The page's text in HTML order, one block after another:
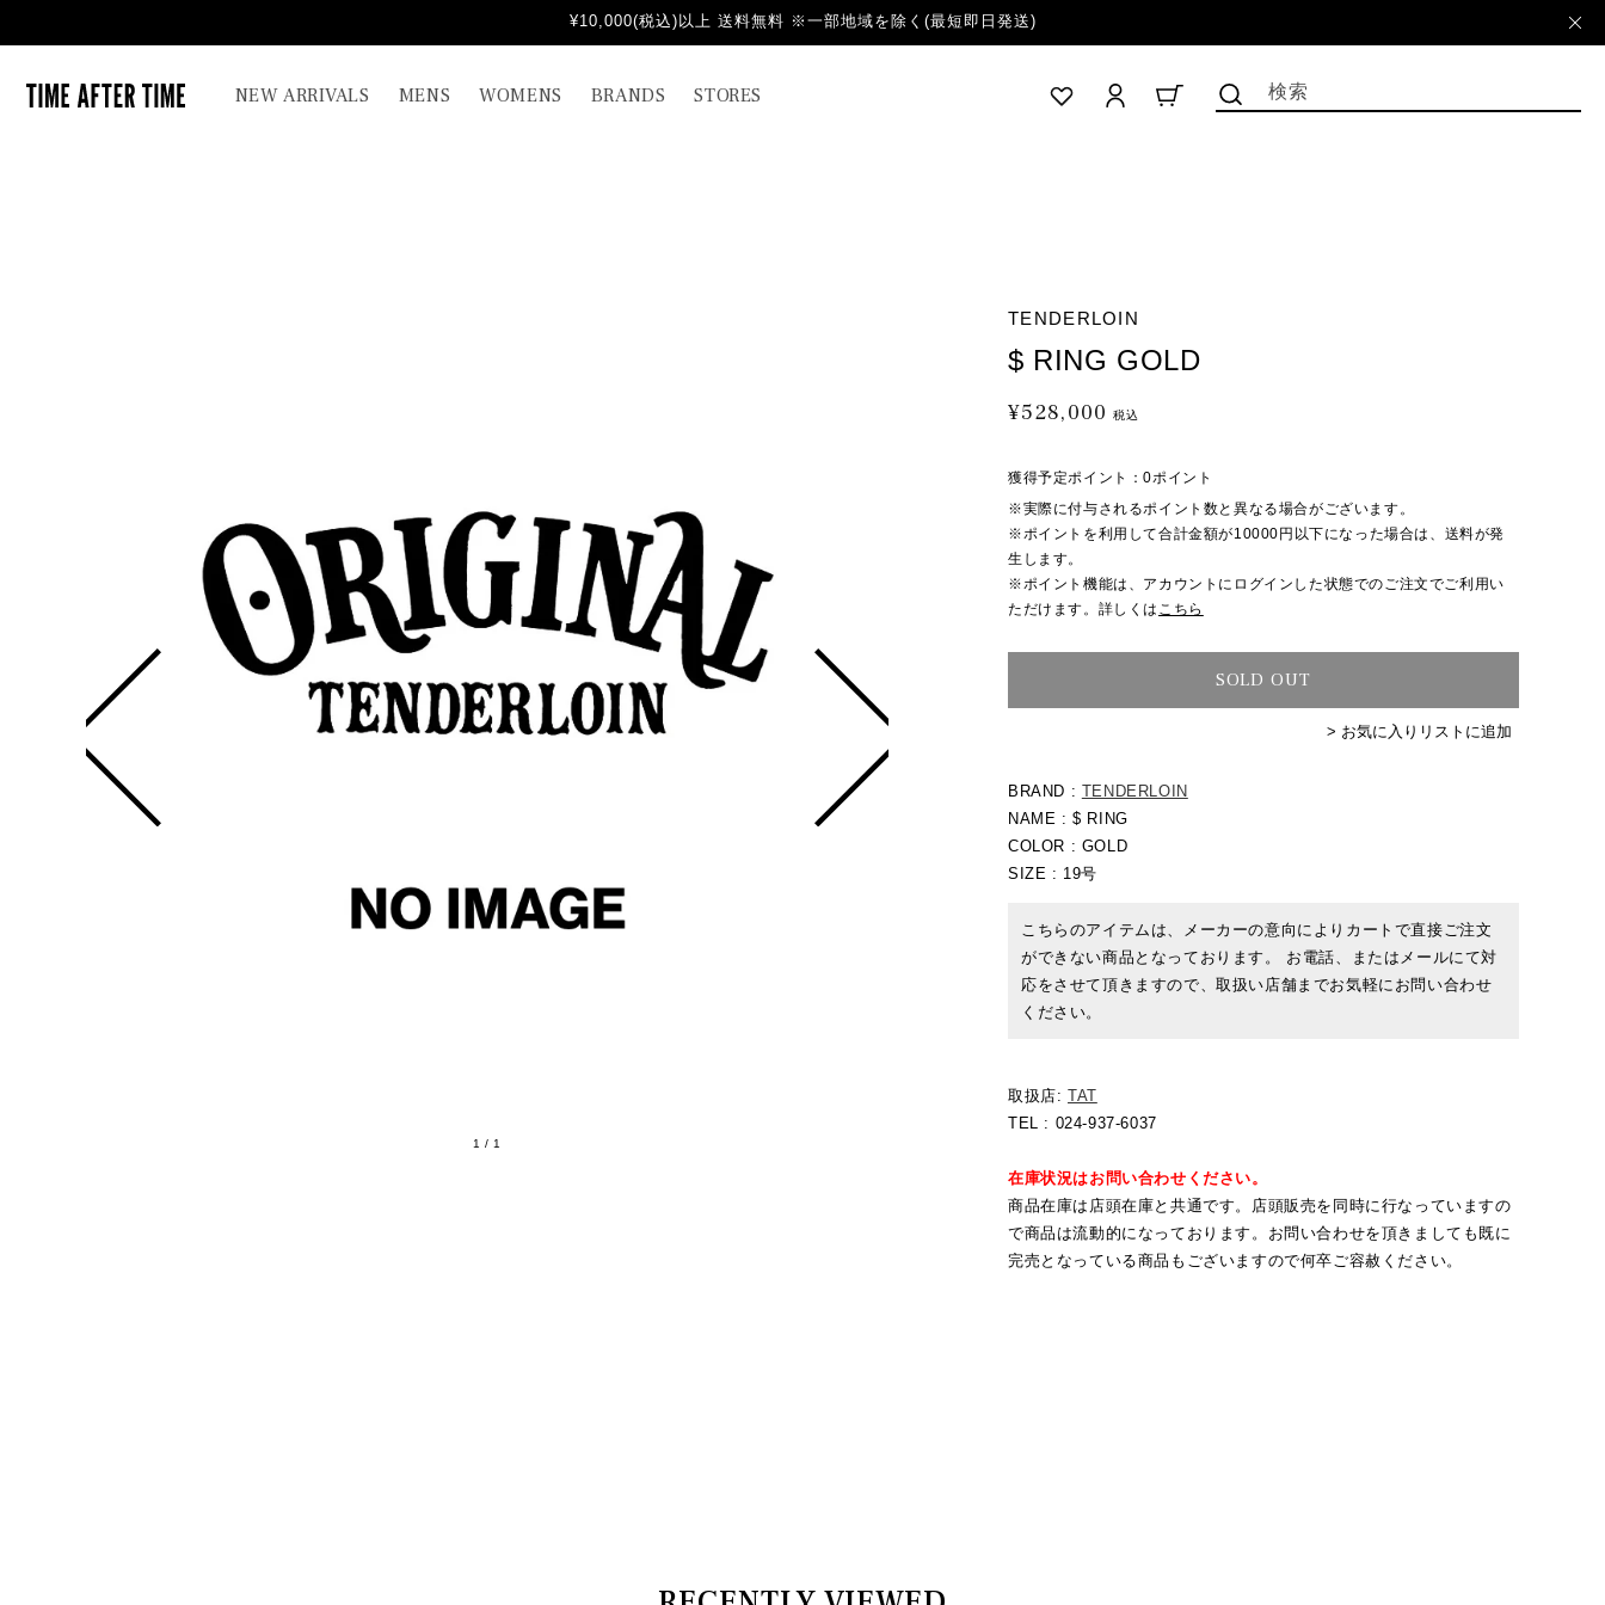
進む
¥10,000(税込)以上 送料無料 ※一部地域を除く(最短即日発送)
TIME AFTER TIME
NEW ARRIVALS MENS WOMENS BRANDS STORES
ロ
イ
CART 検索
1 / 1
TENDERLOIN
$ RING GOLD
通
価
格
¥528,000 税込
獲得予定ポイント：0ポイント
※実際に付与されるポイント数と異なる場合がございます。
※ポイントを利用して合計金額が10000円以下になった場合は、送料が発
生します。
※ポイント機能は、アカウントにログインした状態でのご注文でご利用い
ただけます。詳しくは こちら
SOLD OUT
> お気に入りリストに追加
BRAND : TENDERLOIN
NAME : $ RING
COLOR : GOLD
SIZE : 19号
こちらのアイテムは、メーカーの意向によりカートで直接ご注文
ができない商品となっております。 お電話、またはメールにて対
応をさせて頂きますので、取扱い店舗までお気軽にお問い合わせ
ください。
取扱店:TAT
TEL : 024-937-6037
在庫状況はお問い合わせください。
商品在庫は店頭在庫と共通です。店頭販売を同時に行なっていますの
で商品は流動的になっております。お問い合わせを頂きましても既に
完売となっている商品もございますので何卒ご容赦ください。